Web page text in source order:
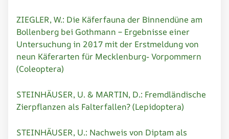
ZIEGLER, W.: Die Käferfauna der Binnendüne am
Bollenberg bei Gothmann – Ergebnisse einer
Untersuchung in 2017 mit der Erstmeldung von
neun Käferarten für Mecklenburg- Vorpommern
(Coleoptera)
STEINHÄUSER, U. & MARTIN, D.: Fremdländische
Zierpflanzen als Falterfallen? (Lepidoptera)
STEINHÄUSER, U.: Nachweis von Diptam als